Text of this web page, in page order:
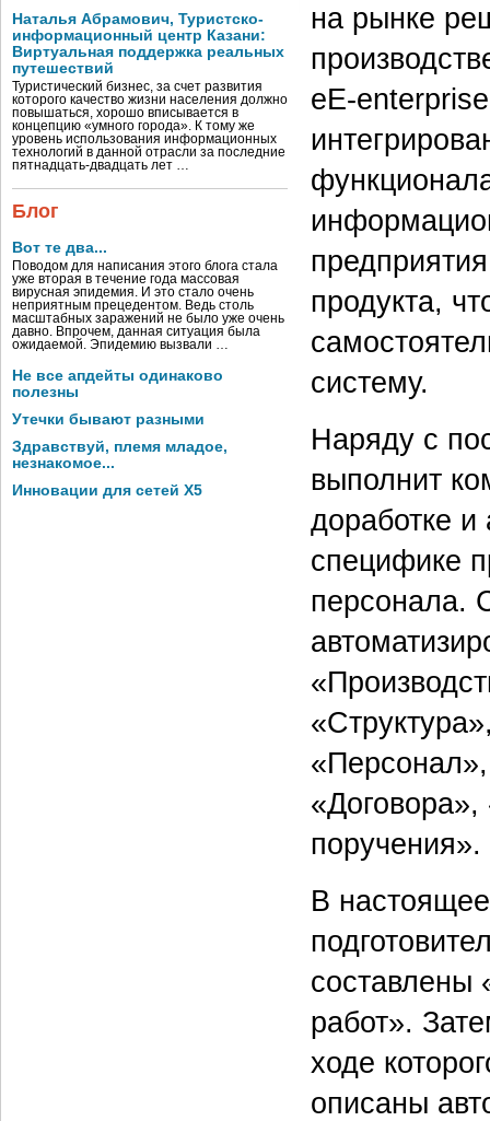
Наталья Абрамович, Туристско-
информационный центр Казани:
Виртуальная поддержка реальных
путешествий
Туристический бизнес, за счет развития
которого качество жизни населения должно
повышаться, хорошо вписывается в
концепцию «умного города». К тому же
уровень использования информационных
технологий в данной отрасли за последние
пятнадцать-двадцать лет …
Блог
Вот те два...
Поводом для написания этого блога стала
уже вторая в течение года массовая
вирусная эпидемия. И это стало очень
неприятным прецедентом. Ведь столь
масштабных заражений не было уже очень
давно. Впрочем, данная ситуация была
ожидаемой. Эпидемию вызвали …
Не все апдейты одинаково
полезны
Утечки бывают разными
Здравствуй, племя младое,
незнакомое...
Инновации для сетей X5
на рынке
eE-
продукта,
систему.
Наряду с
выполнит
доработке
специфике
персонала.
«Договора»,
поручения».
В
составлены
работ».
ходе
описаны